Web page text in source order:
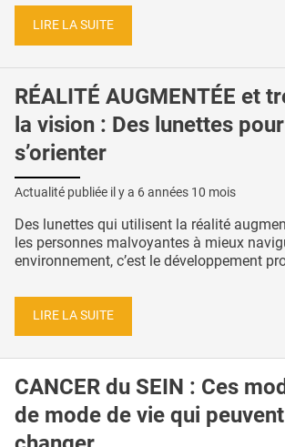
LIRE LA SUITE
RÉALITÉ AUGMENTÉE et
la vision : Des lunettes
s’orienter
Actualité publiée il y a 6 années 10 mois
Des lunettes qui utilisent la réalité
les personnes malvoyantes à mieux
environnement, c’est le développement
LIRE LA SUITE
CANCER du SEIN : Ces
de mode de vie qui